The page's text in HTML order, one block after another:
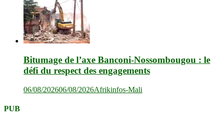
Bitumage de l’axe Banconi-Nossombougou : le
défi du respect des engagements
06/08/202606/08/2026Afrikinfos-Mali
PUB